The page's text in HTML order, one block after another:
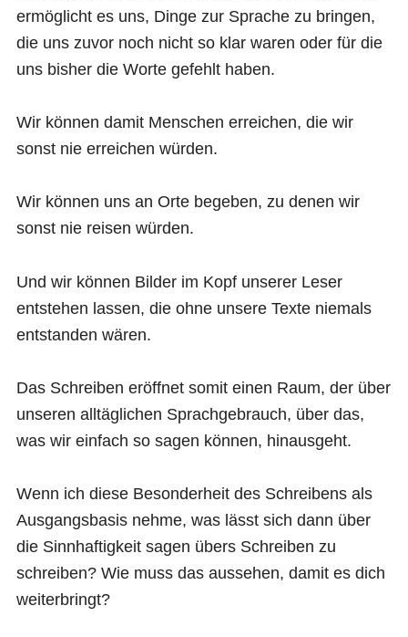
ermöglicht es uns, Dinge zur Sprache zu bringen,
die uns zuvor noch nicht so klar waren oder für die
uns bisher die Worte gefehlt haben.
Wir können damit Menschen erreichen, die wir
sonst nie erreichen würden.
Wir können uns an Orte begeben, zu denen wir
sonst nie reisen würden.
Und wir können Bilder im Kopf unserer Leser
entstehen lassen, die ohne unsere Texte niemals
entstanden wären.
Das Schreiben eröffnet somit einen Raum, der über
unseren alltäglichen Sprachgebrauch, über das,
was wir einfach so sagen können, hinausgeht.
Wenn ich diese Besonderheit des Schreibens als
Ausgangsbasis nehme, was lässt sich dann über
die Sinnhaftigkeit sagen übers Schreiben zu
schreiben? Wie muss das aussehen, damit es dich
weiterbringt?